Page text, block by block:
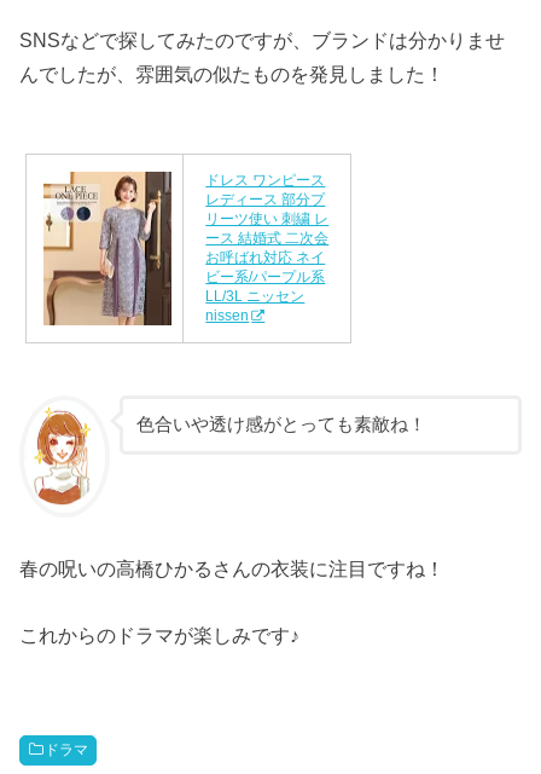
SNSなどで探してみたのですが、ブランドは分かりませ
んでしたが、雰囲気の似たものを発見しました！
ドレス ワンピース
レディース 部分プ
リーツ使い 刺繍 レ
ース 結婚式 二次会
お呼ばれ対応 ネイ
ビー系/パープル系
LL/3L ニッセン
nissen
色合いや透け感がとっても素敵ね！
春の呪いの高橋ひかるさんの衣装に注目ですね！
これからのドラマが楽しみです♪
ドラマ